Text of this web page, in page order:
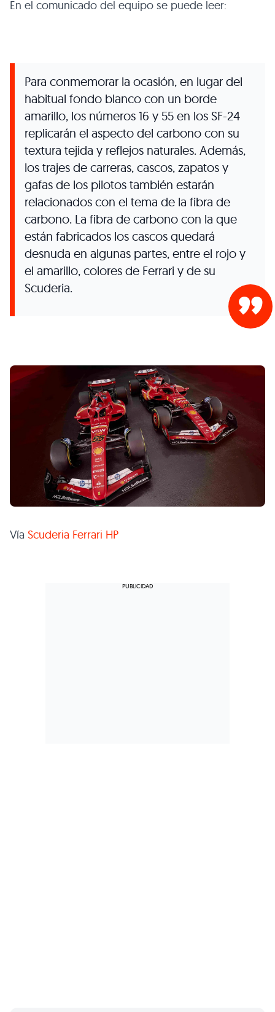
En el comunicado del equipo se puede leer:
Para conmemorar la ocasión, en lugar del
habitual fondo blanco con un borde
amarillo, los números 16 y 55 en los SF-24
replicarán el aspecto del carbono con su
textura tejida y reflejos naturales. Además,
los trajes de carreras, cascos, zapatos y
gafas de los pilotos también estarán
relacionados con el tema de la fibra de
carbono. La fibra de carbono con la que
están fabricados los cascos quedará
desnuda en algunas partes, entre el rojo y
el amarillo, colores de Ferrari y de su
Scuderia.
Vía Scuderia Ferrari HP